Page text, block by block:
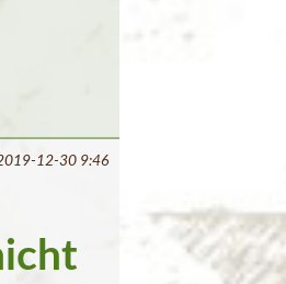
12-30 9:46